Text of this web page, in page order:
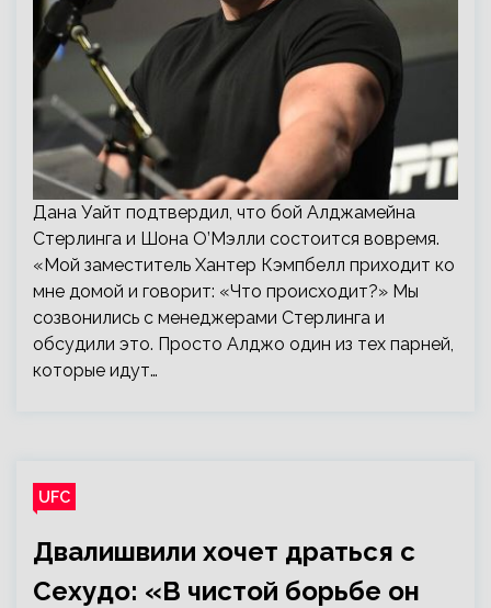
Дана Уайт подтвердил, что бой Алджамейна
Стерлинга и Шона О’Мэлли состоится вовремя.
«Мой заместитель Хантер Кэмпбелл приходит ко
мне домой и говорит: «Что происходит?» Мы
созвонились с менеджерами Стерлинга и
обсудили это. Просто Алджо один из тех парней,
которые идут…
UFC
Двалишвили хочет драться с
Сехудо: «В чистой борьбе он